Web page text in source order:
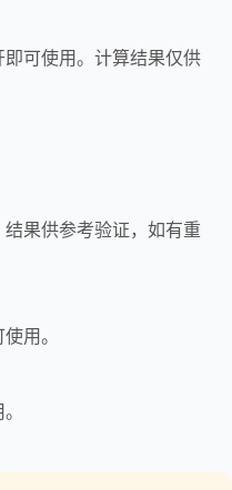
可使用。计算结果仅供
果供参考验证，如有重
用。